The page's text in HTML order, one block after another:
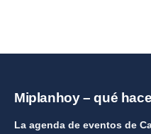
Miplanhoy – qué
La agenda de eventos de